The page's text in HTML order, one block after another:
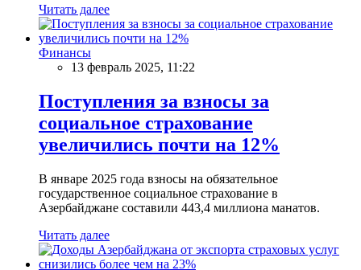
Читать далее
Финансы
13 февраль 2025, 11:22
Поступления за взносы за
социальное страхование
увеличились почти на 12%
В январе 2025 года взносы на обязательное
государственное социальное страхование в
Азербайджане составили 443,4 миллиона манатов.
Читать далее